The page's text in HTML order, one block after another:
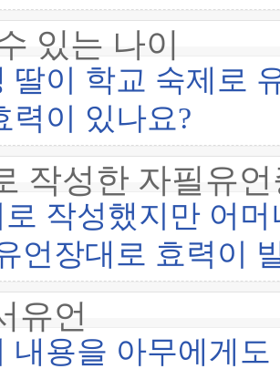
있는 나이
딸이 학교 숙제로
력이 있나요?
작성한 자필유
로 작성했지만 어
언장대로 효력이
유언
내용을 아무에게